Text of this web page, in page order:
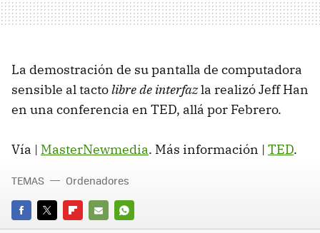
La demostración de su pantalla de computadora
sensible al tactolibre de interfazla realizó Jeff Han
en una conferencia en TED, allá por Febrero.
Vía | MasterNewmedia. Más información | TED.
FACEBOOK
TWITTERFLIPBOARD
E- WHATSAPP
TEMAS Ordenadores